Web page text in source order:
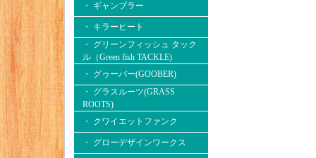
・ ギャンブラー
・ キラーヒート
・ グリーンフィッシュ タック
ル（Green fish TACKLE)
・ グゥーバー(GOOBER)
・ グラスルーツ(GRASS
ROOTS)
・ クワイエットファンク
・ グローデザインワークス